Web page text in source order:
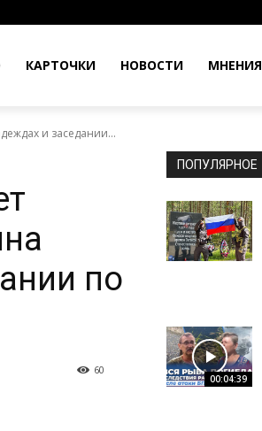
КАРТОЧКИ НОВОСТИ МНЕНИЯ
и заседании...
по
60
ПОПУЛЯРНОЕ
00:04:39